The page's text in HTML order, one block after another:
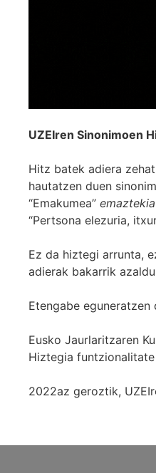
UZEIren Sinonimoen
Hitz batek adiera
hautatzen duen
“Emakumea” emaztekia
“Pertsona elezuria,
Ez da hiztegi arrunta,
adierak bakarrik
Etengabe
Eusko Jaurlaritzaren
Hiztegia
2022az geroztik,